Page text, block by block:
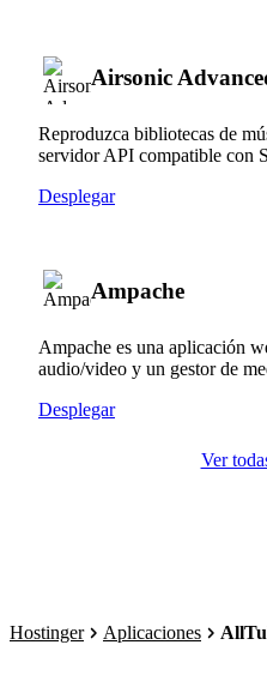
Airsonic
Reproduzca bibliotecas de
servidor API compatible con
Desplegar
Ampache
Ampache es una aplicación
audio/video y un gestor de
Desplegar
Ver
Hostinger Aplicaciones